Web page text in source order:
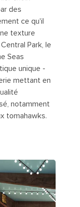
des
ce qu'il
texture
Park, le
Seas
unique -
mettant en
notamment
tomahawks.